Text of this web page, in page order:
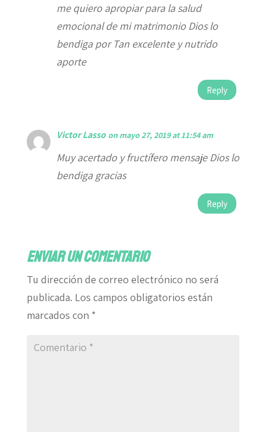
me quiero apropiar para la salud
emocional de mi matrimonio Dios lo
bendiga por Tan excelente y nutrido
aporte
Reply
Victor Lasso on mayo 27, 2019 at 11:54 am
Muy acertado y fructífero mensaje Dios lo
bendiga gracias
Reply
Enviar un comentario
Tu dirección de correo electrónico no será
publicada. Los campos obligatorios están
marcados con *